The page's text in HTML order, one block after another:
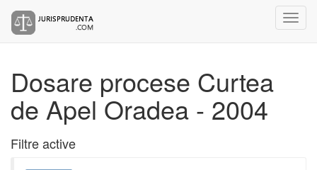
Dosare procese Curtea
de Apel Oradea - 2004
Filtre active